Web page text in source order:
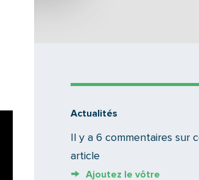
Actualités
Il y a 6 commentaires sur
article
Ajoutez le vôtre